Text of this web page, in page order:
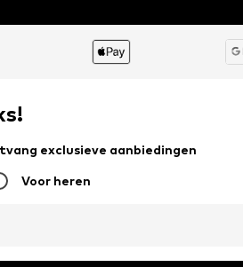
exclusieve aanbiedingen
Voor heren